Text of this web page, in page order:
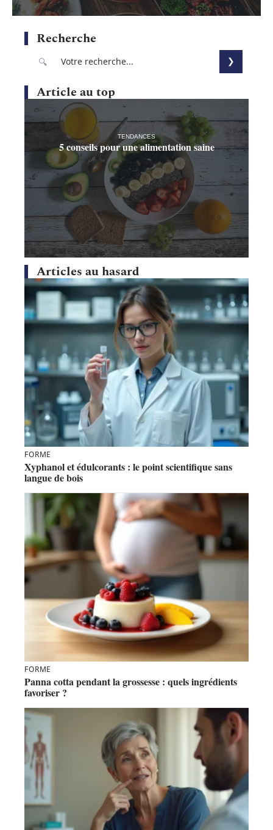
Recherche
Article au top
TENDANCES
5 conseils pour une alimentation saine
Articles au hasard
FORME
Xyphanol et édulcorants : le point scientifique sans
langue de bois
FORME
Panna cotta pendant la grossesse : quels ingrédients
favoriser ?